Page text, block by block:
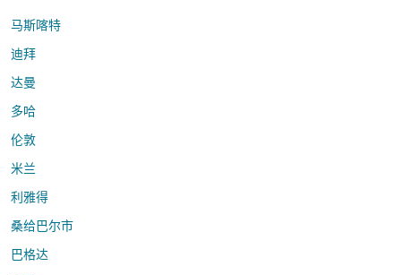
马斯喀特
迪拜
达曼
多哈
伦敦
米兰
利雅得
桑给巴尔市
巴格达